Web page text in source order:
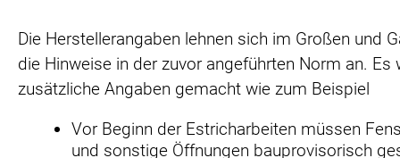
Die Herstellerangaben lehnen sich im Großen und
die Hinweise in der zuvor angeführten Norm an. Es
zusätzliche Angaben gemacht wie zum Beispiel
Vor Beginn der Estricharbeiten müssen
und sonstige Öffnungen bauprovisorisch